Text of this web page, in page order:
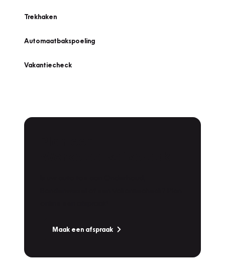
Trekhaken
Automaatbakspoeling
Vakantiecheck
Maak een afspraak